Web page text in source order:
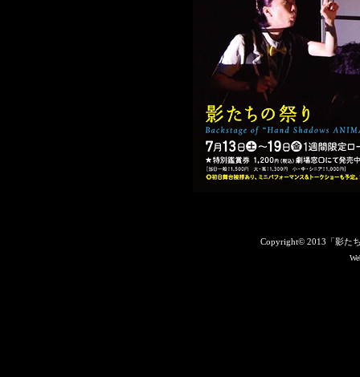
Copyright© 2013「影た